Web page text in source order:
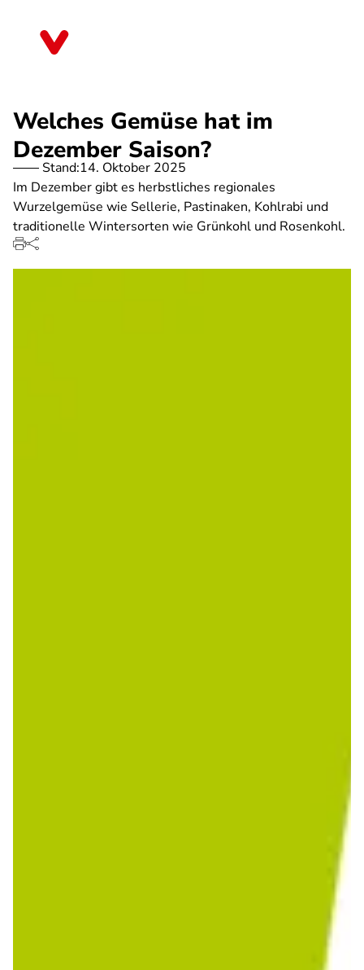
Welches Gemüse hat im
Dezember Saison?
Stand:14. Oktober 2025
Im Dezember gibt es herbstliches regionales
Wurzelgemüse wie Sellerie, Pastinaken, Kohlrabi und
traditionelle Wintersorten wie Grünkohl und Rosenkohl.